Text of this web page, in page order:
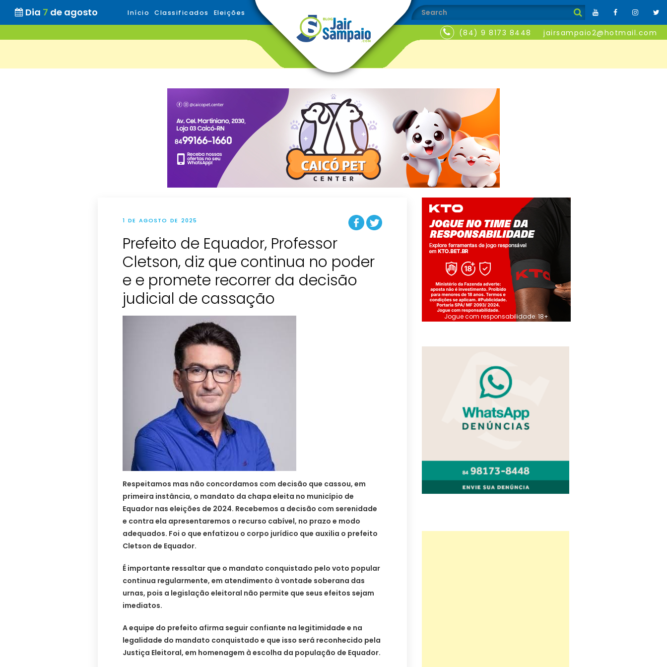
Dia 7 de agosto Início Classificados Eleições
(84) 9 8173 8448 jairsampaio2@hotmail.com
1 DE AGOSTO DE 2025
Prefeito de Equador, Professor
Cletson, diz que continua no poder
e e promete recorrer da decisão
judicial de cassação
Respeitamos mas não concordamos com decisão que cassou, em
primeira instância, o mandato da chapa eleita no município de
Equador nas eleições de 2024. Recebemos a decisão com serenidade
e contra ela apresentaremos o recurso cabível, no prazo e modo
adequados. Foi o que enfatizou o corpo jurídico que auxilia o prefeito
Cletson de Equador.
É importante ressaltar que o mandato conquistado pelo voto popular
continua regularmente, em atendimento à vontade soberana das
urnas, pois a legislação eleitoral não permite que seus efeitos sejam
imediatos.
A equipe do prefeito afirma seguir confiante na legitimidade e na
legalidade do mandato conquistado e que isso será reconhecido pela
Justiça Eleitoral, em homenagem à escolha da população de Equador.
Jogue com responsabilidade. 18+